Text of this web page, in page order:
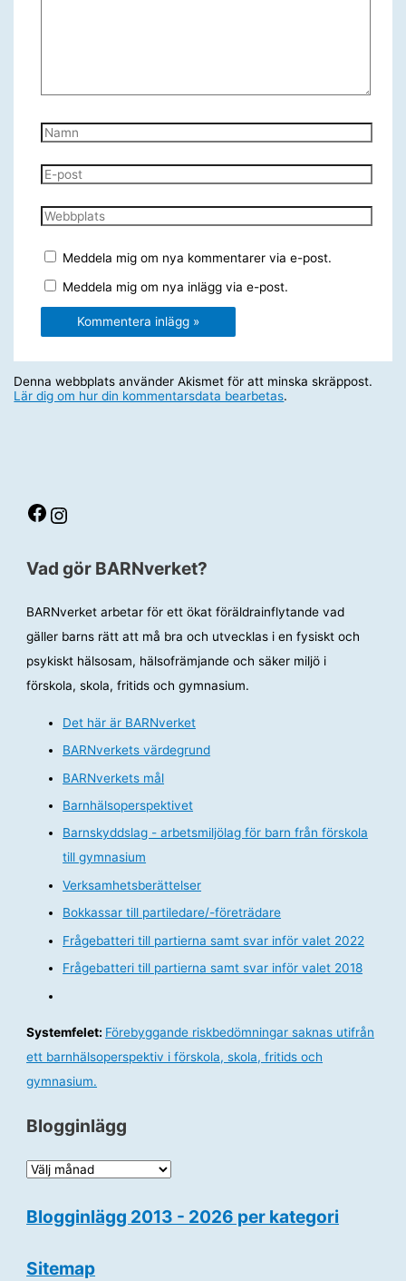
Namn
E-
post
Webbplats
Meddela mig om nya kommentarer via e-post.
Meddela mig om nya inlägg via e-post.
Denna webbplats använder Akismet för att minska skräppost.
Lär dig om hur din kommentarsdata bearbetas.
Facebook Instagram
Vad gör BARNverket?
BARNverket arbetar för ett ökat föräldrainflytande vad
gäller barns rätt att må bra och utvecklas i en fysiskt och
psykiskt hälsosam, hälsofrämjande och säker miljö i
förskola, skola, fritids och gymnasium.
Det här är BARNverket
BARNverkets värdegrund
BARNverkets mål
Barnhälsoperspektivet
Barnskyddslag - arbetsmiljölag för barn från förskola
till gymnasium
Verksamhetsberättelser
Bokkassar till partiledare/-företrädare
Frågebatteri till partierna samt svar inför valet 2022
Frågebatteri till partierna samt svar inför valet 2018
Systemfelet: Förebyggande riskbedömningar saknas utifrån
ett barnhälsoperspektiv i förskola, skola, fritids och
gymnasium.
Blogginlägg
B
o
g
Blogginlägg 2013 - 2026 per kategori
Sitemap